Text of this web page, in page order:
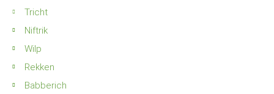
Tricht
Niftrik
Wilp
Rekken
Babberich